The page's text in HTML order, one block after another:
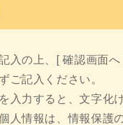
入の上、[ 確認画面
ご記入ください。
入力すると、文字化
人情報は、情報保護